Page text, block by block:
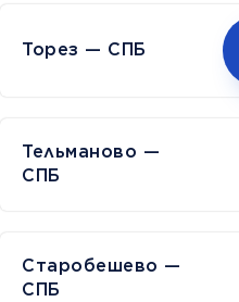
Торез — СПБ
Тельманово —
СПБ
Старобешево —
СПБ